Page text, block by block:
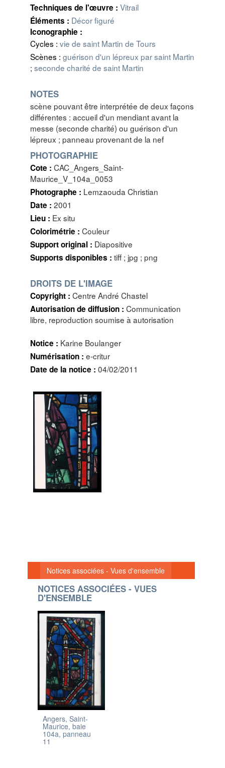
Techniques de l'œuvre : Vitrail
Éléments : Décor figuré
Iconographie :
Cycles : vie de saint Martin de Tours
Scènes : guérison d'un lépreux par saint Martin
; seconde charité de saint Martin
NOTES
scène pouvant être interprétée de deux façons
différentes : accueil d'un mendiant avant la
messe (seconde charité) ou guérison d'un
lépreux ; panneau provenant de la nef
PHOTOGRAPHIE
Cote : CAC_Angers_Saint-
Maurice_V_104a_0053
Photographe : Lemzaouda Christian
Date : 2001
Lieu : Ex situ
Colorimétrie : Couleur
Support original : Diapositive
Supports disponibles : tiff ; jpg ; png
DROITS DE L'IMAGE
Copyright : Centre André Chastel
Autorisation de diffusion : Communication
libre, reproduction soumise à autorisation
Notice : Karine Boulanger
Numérisation : e-critur
Date de la notice : 04/02/2011
Notices associées - Vues d'ensemble
NOTICES ASSOCIÉES - VUES
D'ENSEMBLE
Angers, Saint-
Maurice, baie
104a, panneau
11